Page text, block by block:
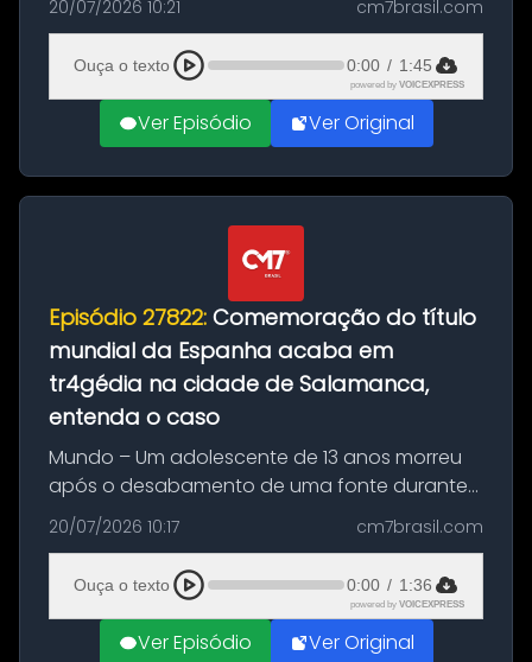
quilos de entorpecentes em uma
embarcação atracada no porto da cidade. O
materia...
20/07/2026 10:21 cm7brasil.com
Ouça o texto 0:00 / 1:45
powered by VOICEXPRESS
Ver Episódio Ver Original
Episódio 27822: Comemoração do título
mundial da Espanha acaba em
tr4gédia na cidade de Salamanca,
entenda o caso
Mundo – Um adolescente de 13 anos morreu
após o desabamento de uma fonte durante
as comemorações pelo título da Copa do
Mundo conquistado pela Espanha, em
Ciudad Rodrigo, na província de Salamanca,
no...
20/07/2026 10:17 cm7brasil.com
Ouça o texto 0:00 / 1:36
powered by VOICEXPRESS
Ver Episódio Ver Original